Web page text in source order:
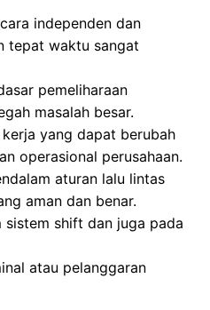
independen dan
tepat waktu sangat
pemeliharaan
masalah besar.
yang dapat berubah
operasional perusahaan.
aturan lalu lintas
aman dan benar.
sistem shift dan juga pada
atau pelanggaran